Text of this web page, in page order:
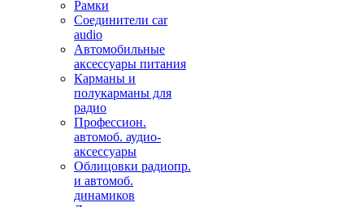
Рамки
Соединители car
audio
Автомобильные
аксессуары питания
Карманы и
полукарманы для
радио
Профессион.
автомоб. аудио-
аксессуары
Облицовки радиопр.
и автомоб.
динамиков